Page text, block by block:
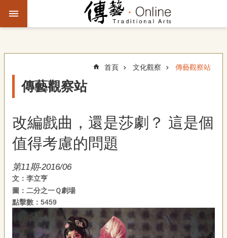
跳到主要內容區塊
尋
故
化
觀
察
藝
首頁 文化觀察 傳藝觀察站
傳藝觀察站
改編戲曲，還是莎劇？ 這是個
值得考慮的問題
第11期-2016/06
文：李立亨
圖：二分之一Ｑ劇場
點擊數：5459